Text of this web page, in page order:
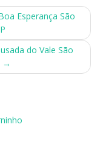
Esperança São
do Vale São
→